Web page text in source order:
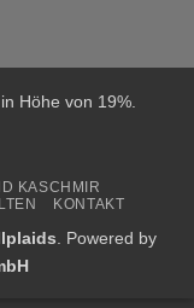
Höhe von 19%.
KASCHMIR
KONTAKT
. Powered by